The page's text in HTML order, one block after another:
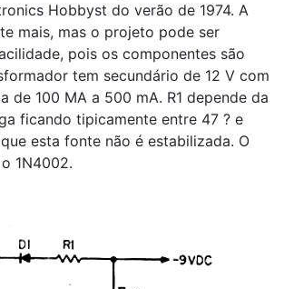
Hobbyst do verão de 1974. A
mais, mas o projeto pode ser
pois os componentes são
tem secundário de 12 V com
de 100 MA a 500 mA. R1 depende da
ficando tipicamente entre 47 ? e
esta fonte não é estabilizada. O
1N4002.